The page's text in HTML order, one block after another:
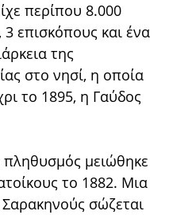
περίπου 8.000
3 επισκόπους και ένα
της
στο νησί, η οποία
το 1895, η Γαύδος
μειώθηκε
το 1882. Μια
σώζεται